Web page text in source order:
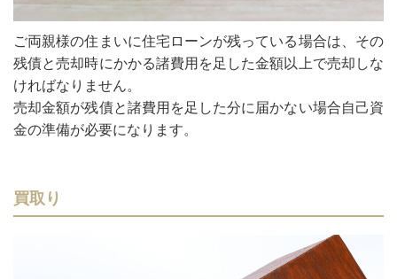
ご両親様の住まいに住宅ローンが残っている場合は、その
残債と売却時にかかる諸費用を足した金額以上で売却しな
ければなりません。
売却金額が残債と諸費用を足した分に届かない場合自己資
金の準備が必要になります。
買取り